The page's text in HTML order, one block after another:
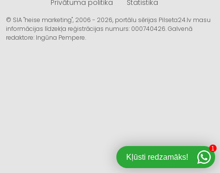
Privātuma politika
Statistika
© SIA "heise marketing", 2006 - 2026, portālu sērijas Pilseta24.lv masu
informācijas līdzekļa reģistrācijas numurs: 000740426. Galvenā
redaktore: Ingūna Pempere.
Kļūsti redzamāks!
1